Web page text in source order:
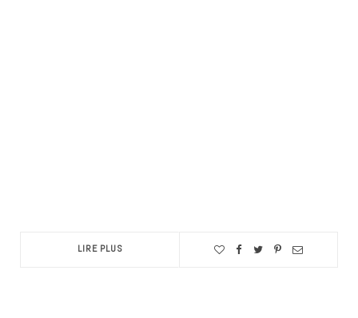
LIRE PLUS